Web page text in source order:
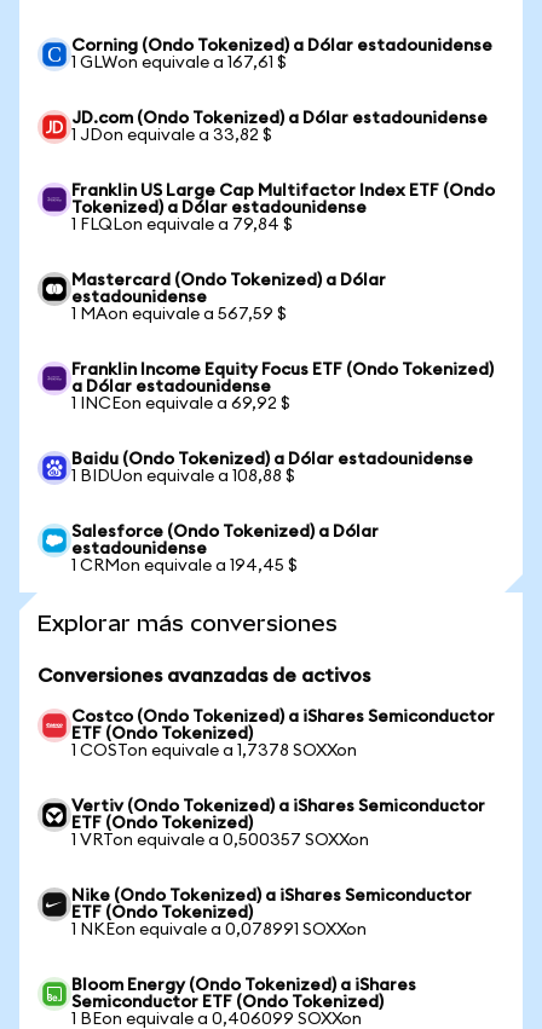
Corning (Ondo Tokenized) a Dólar estadounidense
1 GLWon equivale a 167,61 $
JD.com (Ondo Tokenized) a Dólar estadounidense
1 JDon equivale a 33,82 $
Franklin US Large Cap Multifactor Index ETF (Ondo
Tokenized) a Dólar estadounidense
1 FLQLon equivale a 79,84 $
Mastercard (Ondo Tokenized) a Dólar
estadounidense
1 MAon equivale a 567,59 $
Franklin Income Equity Focus ETF (Ondo Tokenized)
a Dólar estadounidense
1 INCEon equivale a 69,92 $
Baidu (Ondo Tokenized) a Dólar estadounidense
1 BIDUon equivale a 108,88 $
Salesforce (Ondo Tokenized) a Dólar
estadounidense
1 CRMon equivale a 194,45 $
Explorar más conversiones
Conversiones avanzadas de activos
Costco (Ondo Tokenized) a iShares Semiconductor
ETF (Ondo Tokenized)
1 COSTon equivale a 1,7378 SOXXon
Vertiv (Ondo Tokenized) a iShares Semiconductor
ETF (Ondo Tokenized)
1 VRTon equivale a 0,500357 SOXXon
Nike (Ondo Tokenized) a iShares Semiconductor
ETF (Ondo Tokenized)
1 NKEon equivale a 0,078991 SOXXon
Bloom Energy (Ondo Tokenized) a iShares
Semiconductor ETF (Ondo Tokenized)
1 BEon equivale a 0,406099 SOXXon